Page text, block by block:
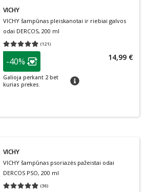
VICHY
VICHY šampūnas pleiskanotai ir riebiai galvos
odai DERCOS, 200 ml
(121)
Vidutinis įvertinimas 4.85
patarimas
Lojalumo klubo narių nuolaida
-40%
Galioja perkant 2 bet
kurias prekes.
patarimas
14,99 €
VICHY
VICHY šampūnas psoriazės pažeistai odai
DERCOS PSO, 200 ml
(36)
Vidutinis įvertinimas 4.83